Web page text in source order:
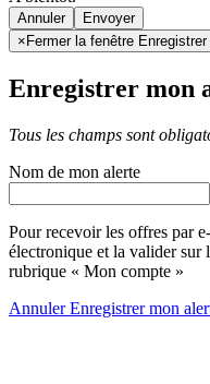
Annuler
× Fermer la fenêtre
Enregistrer mon
Tous les champs sont
Nom de mon alerte
Pour recevoir les offres par
électronique et la valider sur
rubrique « Mon compte »
AnnulerEnregistrer mon